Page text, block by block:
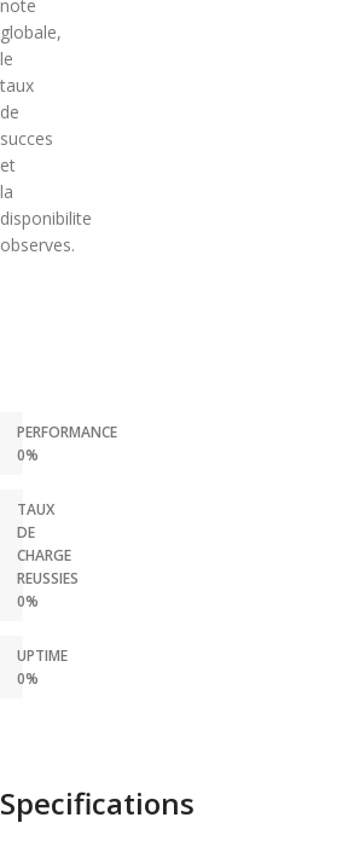
note
globale,
le
taux
de
succes
et
la
disponibilite
observes.
PERFORMANCE
0%
TAUX
DE
CHARGE
REUSSIES
0%
UPTIME
0%
Specifications